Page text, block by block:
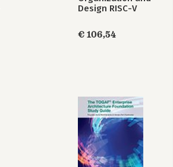
Design RISC-V
€ 106,54